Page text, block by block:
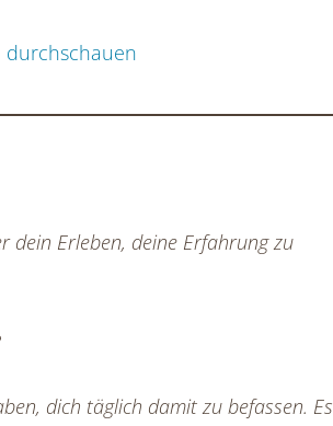
durchschauen
dein Erleben, deine Erfahrung zu
dich täglich damit zu befassen. Es